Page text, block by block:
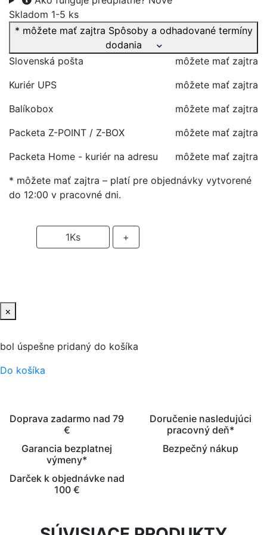
Skladom 1-5 ks
* môžete mať zajtra Spôsoby a odhadované termíny
dodania
Slovenská pošta
môžete mať zajtra
Kuriér UPS
môžete mať zajtra
Balíkobox
môžete mať zajtra
Packeta Z-POINT / Z-BOX
môžete mať zajtra
Packeta Home - kuriér na adresu
môžete mať zajtra
* môžete mať zajtra – platí pre objednávky vytvorené
do 12:00 v pracovné dni.
1Ks +
×
bol úspešne pridaný do košíka
Do košíka
Doprava zadarmo nad 79
€
Doručenie nasledujúci
pracovný deň*
Garancia bezplatnej
výmeny*
Bezpečný nákup
Darček k objednávke nad
100 €